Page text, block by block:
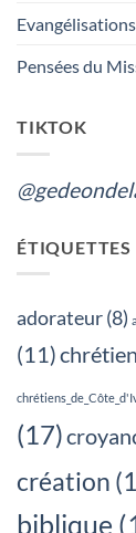
TON
Pensées du
TIKTOK
ÉTIQUETTES
adorateur(8)
(11)
(17)
création
biblique